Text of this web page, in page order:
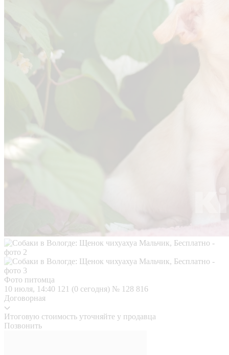
Фото питомца
10 июля, 14:40 121 (0 сегодня) № 128 816
Договорная
Итоговую стоимость уточняйте у продавца
Позвонить